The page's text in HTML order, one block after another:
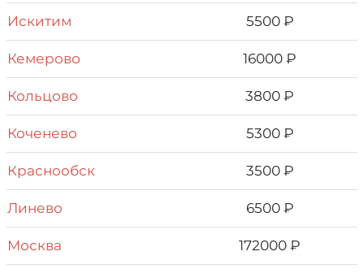
Искитим 5500 ₽
Кемерово 16000 ₽
Кольцово 3800 ₽
Коченево 5300 ₽
Краснообск 3500 ₽
Линево 6500 ₽
Москва 172000 ₽